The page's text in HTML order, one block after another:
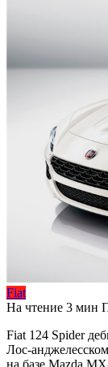
Fiat
На чтение 3 мин
Fiat 124 Spider
Лос-
на базе Mazda